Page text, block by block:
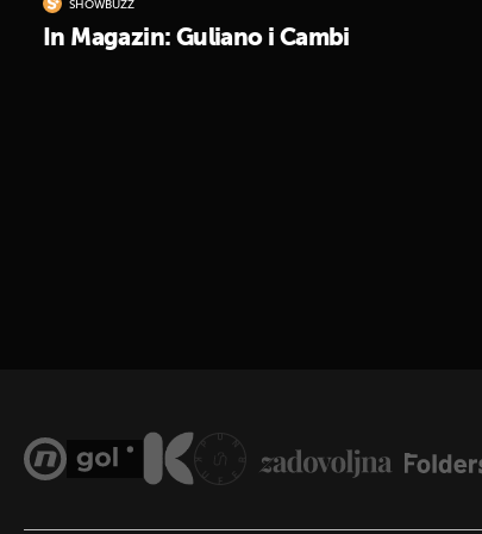
SHOWBUZZ
In Magazin: Guliano i Cambi